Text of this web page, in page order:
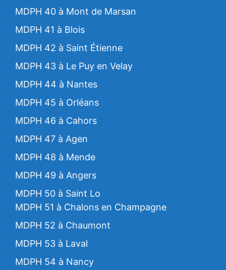
MDPH 40 à Mont de Marsan
MDPH 41 à Blois
MDPH 42 à Saint Étienne
MDPH 43 à Le Puy en Velay
MDPH 44 à Nantes
MDPH 45 à Orléans
MDPH 46 à Cahors
MDPH 47 à Agen
MDPH 48 à Mende
MDPH 49 à Angers
MDPH 50 à Saint Lo
MDPH 51 à Chalons en Champagne
MDPH 52 à Chaumont
MDPH 53 à Laval
MDPH 54 à Nancy